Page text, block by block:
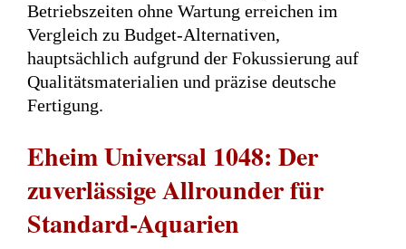
Betriebszeiten ohne Wartung erreichen im
Vergleich zu Budget-Alternativen,
hauptsächlich aufgrund der Fokussierung auf
Qualitätsmaterialien und präzise deutsche
Fertigung.
Eheim Universal 1048: Der
zuverlässige Allrounder für
Standard-Aquarien